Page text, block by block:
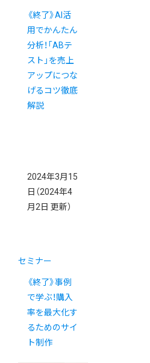
《終了》AI活
用でかんたん
分析！「ABテ
スト」を売上
アップにつな
げるコツ徹底
解説
2024年3月15
日 （2024年4
月2日 更新）
セミナー
《終了》事例
で学ぶ！購入
率を最大化す
るためのサイ
ト制作